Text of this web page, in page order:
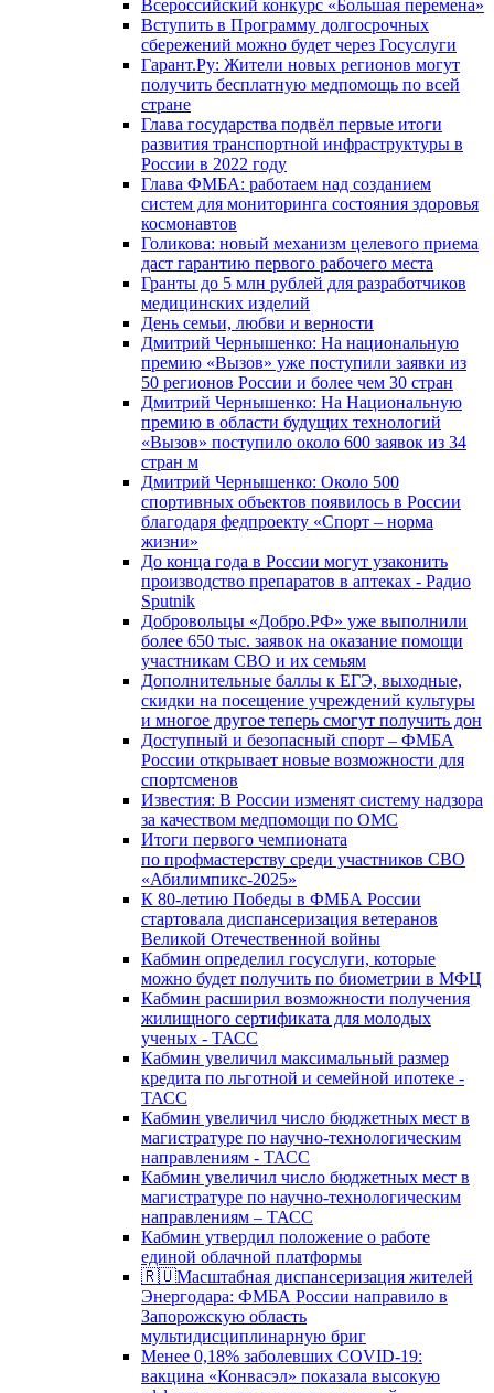
Всероссийский конкурс «Большая перемена»
Вступить в Программу долгосрочных
сбережений можно будет через Госуслуги
Гарант.Ру: Жители новых регионов могут
получить бесплатную медпомощь по всей
стране
Глава государства подвёл первые итоги
развития транспортной инфраструктуры в
России в 2022 году
Глава ФМБА: работаем над созданием
систем для мониторинга состояния здоровья
космонавтов
Голикова: новый механизм целевого приема
даст гарантию первого рабочего места
Гранты до 5 млн рублей для разработчиков
медицинских изделий
День семьи, любви и верности
Дмитрий Чернышенко: На национальную
премию «Вызов» уже поступили заявки из
50 регионов России и более чем 30 стран
Дмитрий Чернышенко: На Национальную
премию в области будущих технологий
«Вызов» поступило около 600 заявок из 34
стран м
Дмитрий Чернышенко: Около 500
спортивных объектов появилось в России
благодаря федпроекту «Спорт – норма
жизни»
До конца года в России могут узаконить
производство препаратов в аптеках - Радио
Sputnik
Добровольцы «Добро.РФ» уже выполнили
более 650 тыс. заявок на оказание помощи
участникам СВО и их семьям
Дополнительные баллы к ЕГЭ, выходные,
скидки на посещение учреждений культуры
и многое другое теперь смогут получить дон
Доступный и безопасный спорт – ФМБА
России открывает новые возможности для
спортсменов
Известия: В России изменят систему надзора
за качеством медпомощи по ОМС
Итоги первого чемпионата
по профмастерству среди участников СВО
«Абилимпикс-2025»
К 80-летию Победы в ФМБА России
стартовала диспансеризация ветеранов
Великой Отечественной войны
Кабмин определил госуслуги, которые
можно будет получить по биометрии в МФЦ
Кабмин расширил возможности получения
жилищного сертификата для молодых
ученых - ТАСС
Кабмин увеличил максимальный размер
кредита по льготной и семейной ипотеке -
ТАСС
Кабмин увеличил число бюджетных мест в
магистратуре по научно-технологическим
направлениям - ТАСС
Кабмин увеличил число бюджетных мест в
магистратуре по научно-технологическим
направлениям – ТАСС
Кабмин утвердил положение о работе
единой облачной платформы
🇷🇺Масштабная диспансеризация жителей
Энергодара: ФМБА России направило в
Запорожскую область
мультидисциплинарную бриг
Менее 0,18% заболевших COVID-19:
вакцина «Конвасэл» показала высокую